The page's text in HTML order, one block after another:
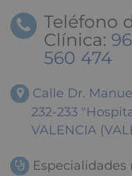
Teléfono
Clínica:
560 474
Calle Dr.
232-233
VALENCIA
Especialidades